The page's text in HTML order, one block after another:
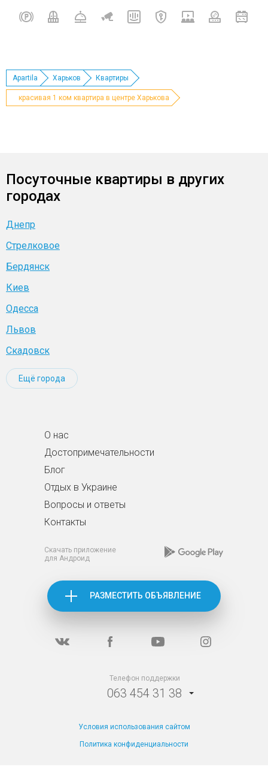
Apartila Харьков Квартиры
красивая 1 ком квартира в центре Харькова
Посуточные квартиры в других
городах
Днепр
Стрелковое
Бердянск
Киев
Одесса
Львов
Скадовск
Ещё города
О нас
Достопримечательности
Блог
Отдых в Украине
Вопросы и ответы
Контакты
Скачать приложение
для Андроид
РАЗМЕСТИТЬ ОБЪЯВЛЕНИЕ
Телефон поддержки
063 454 31 38
Условия использования сайтом
Политика конфиденциальности